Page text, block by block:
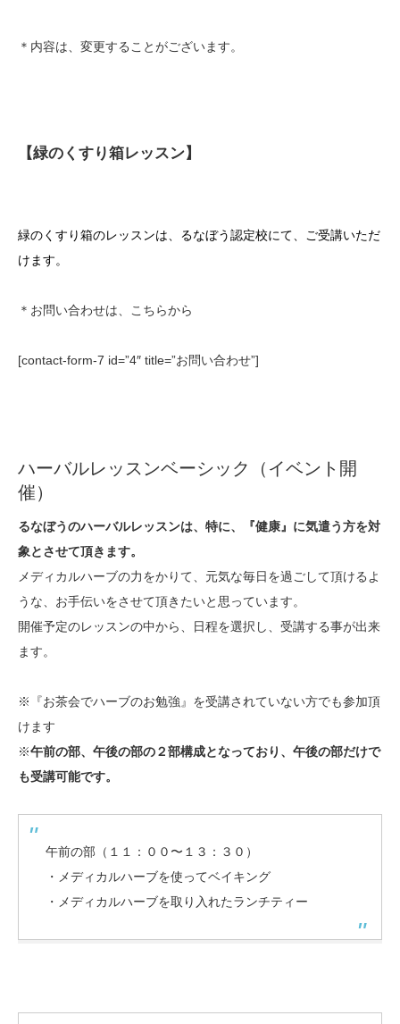
＊内容は、変更することがございます。
【緑のくすり箱レッスン】
緑のくすり箱のレッスンは、るなぼう認定校にて、ご受講いただ
けます。
＊お問い合わせは、こちらから
[contact-form-7 id=”4″ title=”お問い合わせ”]
ハーバルレッスンベーシック（イベント開
催）
るなぼうのハーバルレッスンは、特に、『健康』に気遣う方を対
象とさせて頂きます。
メディカルハーブの力をかりて、元気な毎日を過ごして頂けるよ
うな、お手伝いをさせて頂きたいと思っています。
開催予定のレッスンの中から、日程を選択し、受講する事が出来
ます。
※『お茶会でハーブのお勉強』を受講されていない方でも参加頂
けます
※午前の部、午後の部の２部構成となっており、午後の部だけで
も受講可能です。
午前の部（１１：００〜１３：３０）
・メディカルハーブを使ってベイキング
・メディカルハーブを取り入れたランチティー